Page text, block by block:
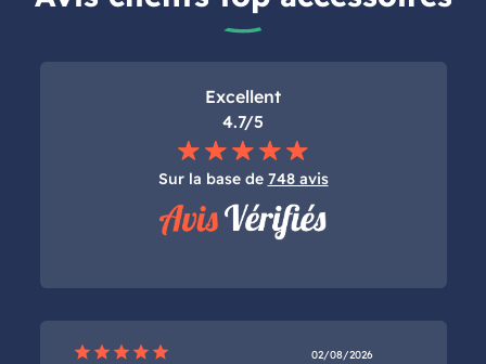
Excellent
4.7/5
Sur la base de 748 avis
star star star star star 02/08/2026